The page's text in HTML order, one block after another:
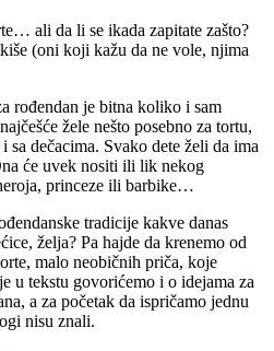
ali da li se ikada zapitate zašto?
(oni koji kažu da ne vole, njima
rođendan je bitna koliko i sam
žele nešto posebno za tortu,
dečacima. Svako dete želi da ima
će uvek nositi ili lik nekog
princeze ili barbike…
tradicije kakve danas
želja? Pa hajde da krenemo od
malo neobičnih priča, koje
u tekstu govorićemo i o idejama za
a za početak da ispričamo jednu
nisu znali.